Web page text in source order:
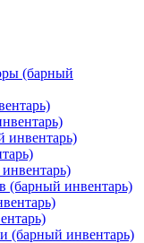
(барный
инвентарь)
(барный инвентарь)
(барный инвентарь)